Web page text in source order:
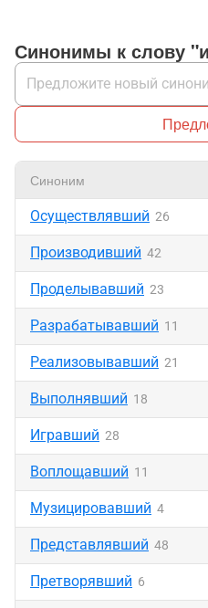
Синонимы к слову
Синоним
Осуществлявший 26
Производивший 42
Проделывавший 23
Разрабатывавший 11
Реализовывавший 21
Выполнявший 18
Игравший 28
Воплощавший 11
Музицировавший 4
Представлявший 48
Претворявший 6